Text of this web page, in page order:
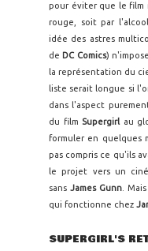
pour éviter que le film
rouge, soit par
idée des astres
de DC Comics)
la représentation du
liste serait longue si
dans l'aspect
du filmSupergirlau
formuler en quelques
pas compris ce qu'ils
le projet vers un
sans James Gunn.
qui fonctionne chez
SUPERGIRL'S